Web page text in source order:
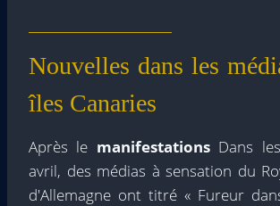
Nouvelles dans les
îles Canaries
Après le manifestationsDans
avril, des médias à sensation du
d'Allemagne ont titré « Fureur